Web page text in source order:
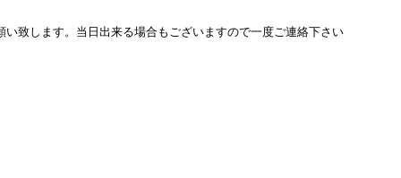
致します。当日出来る場合もございますので一度ご連絡下さい